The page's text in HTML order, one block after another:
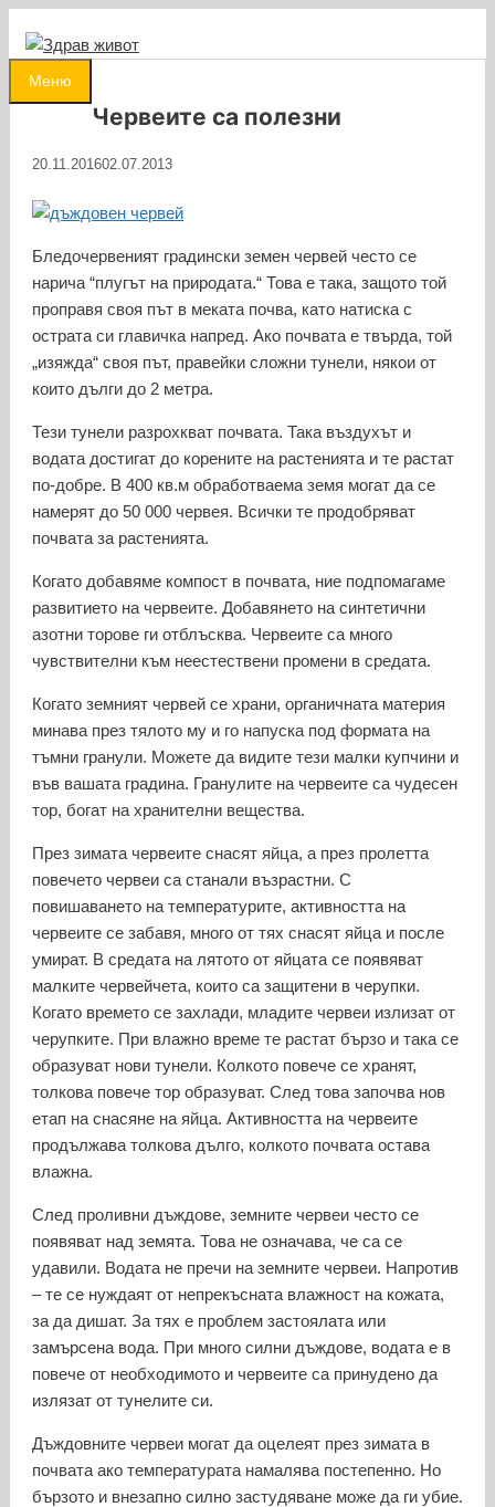
съдържанието
Меню
Червеите са полезни
20.11.201602.07.2013
Бледочервеният градински земен червей често се
нарича “плугът на природата.“ Това е така, защото той
проправя своя път в меката почва, като натиска с
острата си главичка напред. Ако почвата е твърда, той
„изяжда“ своя път, правейки сложни тунели, някои от
които дълги до 2 метра.
Тези тунели разрохкват почвата. Така въздухът и
водата достигат до корените на растенията и те растат
по-добре. В 400 кв.м обработваема земя могат да се
намерят до 50 000 червея. Всички те продобряват
почвата за растенията.
Когато добавяме компост в почвата, ние подпомагаме
развитието на червеите. Добавянето на синтетични
азотни торове ги отблъсква. Червеите са много
чувствителни към неестествени промени в средата.
Когато земният червей се храни, органичната материя
минава през тялото му и го напуска под формата на
тъмни гранули. Можете да видите тези малки купчини и
във вашата градина. Гранулите на червеите са чудесен
тор, богат на хранителни вещества.
През зимата червеите снасят яйца, а през пролетта
повечето червеи са станали възрастни. С
повишаването на температурите, активността на
червеите се забавя, много от тях снасят яйца и после
умират. В средата на лятото от яйцата се появяват
малките червейчета, които са защитени в черупки.
Когато времето се захлади, младите червеи излизат от
черупките. При влажно време те растат бързо и така се
образуват нови тунели. Колкото повече се хранят,
толкова повече тор образуват. След това започва нов
етап на снасяне на яйца. Активността на червеите
продължава толкова дълго, колкото почвата остава
влажна.
След проливни дъждове, земните червеи често се
появяват над земята. Това не означава, че са се
удавили. Водата не пречи на земните червеи. Напротив
– те се нуждаят от непрекъсната влажност на кожата,
за да дишат. За тях е проблем застоялата или
замърсена вода. При много силни дъждове, водата е в
повече от необходимото и червеите са принудено да
излязат от тунелите си.
Дъждовните червеи могат да оцелеят през зимата в
почвата ако температурата намалява постепенно. Но
бързото и внезапно силно застудяване може да ги убие.